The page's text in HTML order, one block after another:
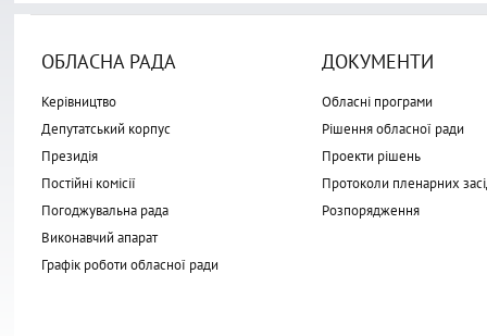
ОБЛАСНА РАДА
Керівництво
Депутатський корпус
Президія
Постійні комісії
Погоджувальна рада
Виконавчий апарат
Графік роботи обласної ради
ДОКУМЕНТИ
Обласні програми
Рішення обласної ради
Проекти рішень
Протоколи пленарних
Розпорядження